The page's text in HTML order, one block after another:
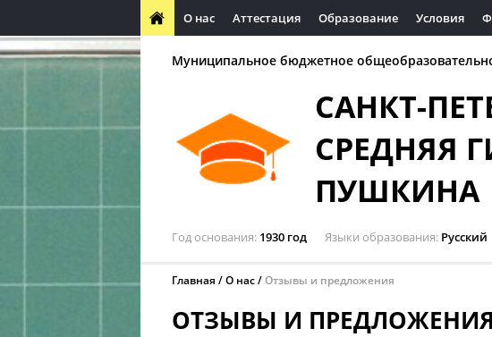
О нас Аттестация Образование Условия
Муниципальное бюджетное
САНКТ-
СРЕДНЯЯ
ПУШКИНА
Год основания 1930 год Языки образования Русский
Главная О нас Отзывы и предложения
ОТЗЫВЫ И ПРЕДЛОЖЕНИЯ